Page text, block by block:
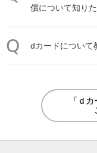
償について知り
dカードについて
「ｄ